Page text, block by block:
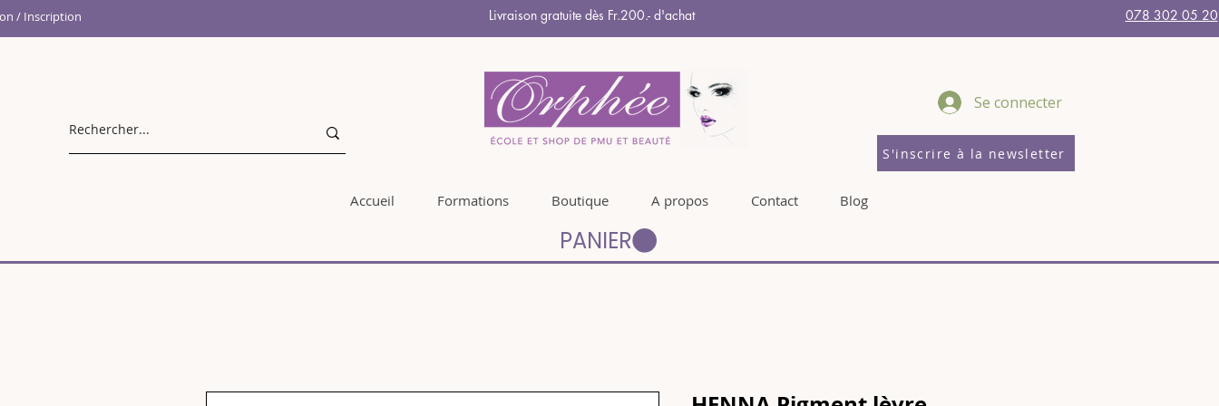
/ Inscription Livraison gratuite dès Fr.200.- d'achat 078 302 05 20
Se connecter
S'inscrire à la newsletter
Accueil Formations Boutique A propos Contact Blog
PANIER